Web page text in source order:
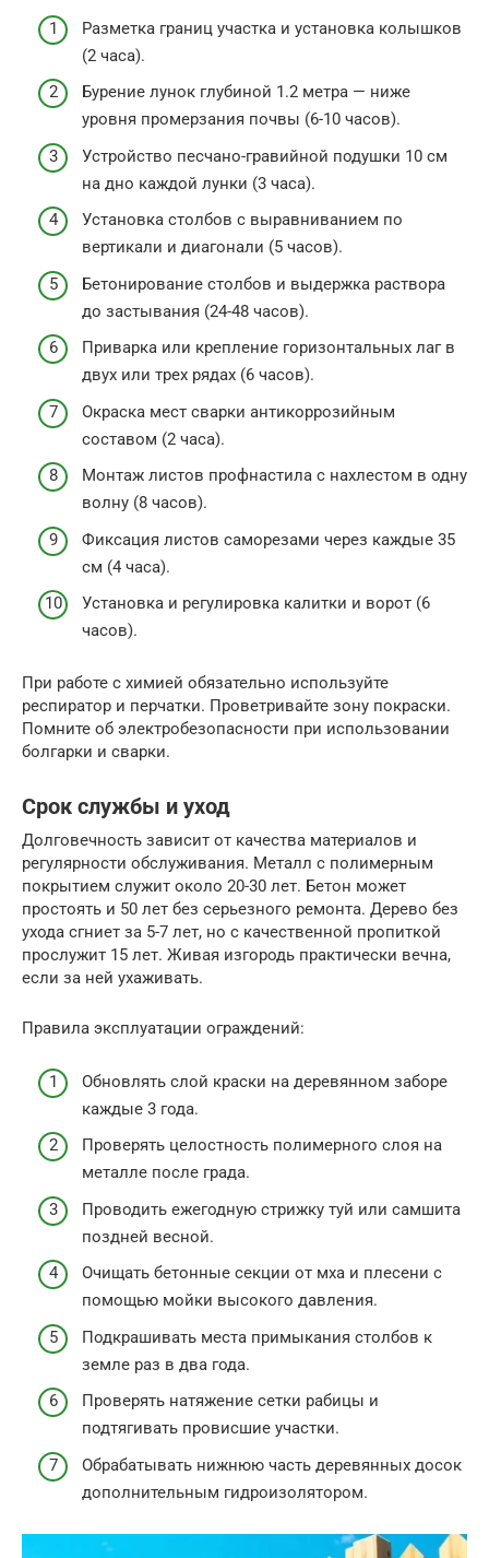
Разметка границ участка и установка колышков
(2 часа).
Бурение лунок глубиной 1.2 метра — ниже
уровня промерзания почвы (6-10 часов).
Устройство песчано-гравийной подушки 10 см
на дно каждой лунки (3 часа).
Установка столбов с выравниванием по
вертикали и диагонали (5 часов).
Бетонирование столбов и выдержка раствора
до застывания (24-48 часов).
Приварка или крепление горизонтальных лаг в
двух или трех рядах (6 часов).
Окраска мест сварки антикоррозийным
составом (2 часа).
Монтаж листов профнастила с нахлестом в одну
волну (8 часов).
Фиксация листов саморезами через каждые 35
см (4 часа).
Установка и регулировка калитки и ворот (6
часов).
При работе с химией обязательно используйте
респиратор и перчатки. Проветривайте зону покраски.
Помните об электробезопасности при использовании
болгарки и сварки.
Срок службы и уход
Долговечность зависит от качества материалов и
регулярности обслуживания. Металл с полимерным
покрытием служит около 20-30 лет. Бетон может
простоять и 50 лет без серьезного ремонта. Дерево без
ухода сгниет за 5-7 лет, но с качественной пропиткой
прослужит 15 лет. Живая изгородь практически вечна,
если за ней ухаживать.
Правила эксплуатации ограждений:
Обновлять слой краски на деревянном заборе
каждые 3 года.
Проверять целостность полимерного слоя на
металле после града.
Проводить ежегодную стрижку туй или самшита
поздней весной.
Очищать бетонные секции от мха и плесени с
помощью мойки высокого давления.
Подкрашивать места примыкания столбов к
земле раз в два года.
Проверять натяжение сетки рабицы и
подтягивать провисшие участки.
Обрабатывать нижнюю часть деревянных досок
дополнительным гидроизолятором.